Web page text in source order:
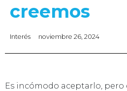
creemos
Interés noviembre 26, 2024
Es incómodo aceptarlo, pero